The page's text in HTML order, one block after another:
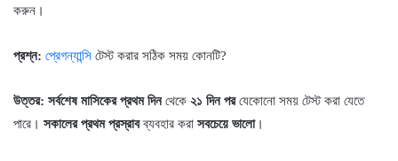
করুন।
প্রশ্ন: প্রেগন্যান্সি টেস্ট করার সঠিক সময় কোনটি?
উত্তর: সর্বশেষ মাসিকের প্রথম দিনথেকে ২১ দিন পরযেকোনো সময় টেস্ট করা যেতে
পারে। সকালের প্রথম প্রস্রাবব্যবহার করা সবচেয়ে ভালো।